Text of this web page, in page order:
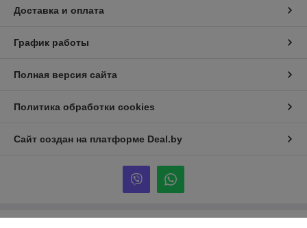
Доставка и оплата
График работы
Полная версия сайта
Политика обработки cookies
Сайт создан на платформе Deal.by